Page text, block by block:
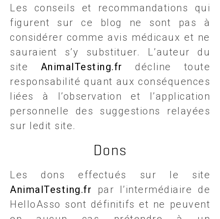
Les conseils et recommandations qui
figurent sur ce blog ne sont pas à
considérer comme avis médicaux et ne
sauraient s’y substituer. L’auteur du
site AnimalTesting.fr
décline toute
responsabilité quant aux conséquences
liées à l’observation et l’application
personnelle des suggestions relayées
sur ledit site.
Dons
Les dons effectués sur le site
AnimalTesting.fr par l’intermédiaire de
HelloAsso sont définitifs et ne peuvent